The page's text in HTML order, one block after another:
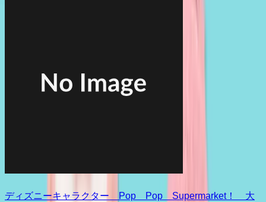
ディズニーキャラクター Pop Pop Supermarket！ 大